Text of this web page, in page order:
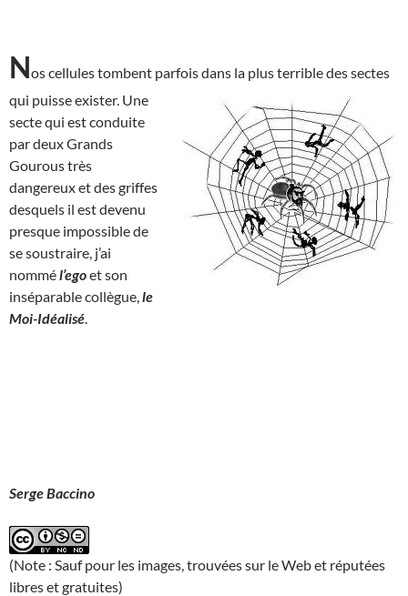
Nos cellules tombent parfois dans la plus terrible des sectes
qui puisseexister. Une
secte qui est conduite
par deux Grands
Gourous très
dangereux et des griffes
desquels il est devenu
presque impossible de
se soustraire, j’ai
nommél’egoet son
inséparable collègue, le
Moi-Idéalisé
Serge Baccino
(Note : Sauf pour les images, trouvées sur le Web et réputées
libres et gratuites)